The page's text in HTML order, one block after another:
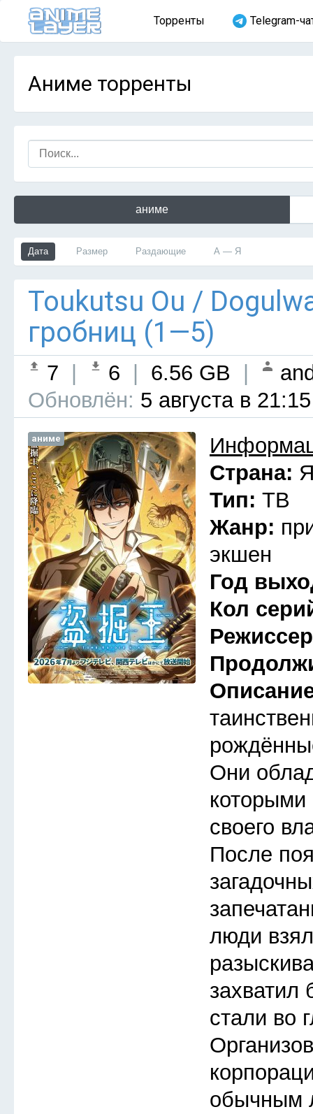
Торренты Telegram-
Аниме торренты
аниме
Дата Размер Раздающие А — Я
Тоukutsu Оu /
гробниц (1—5)
7 6 6.56 GB
Обновлён: 5 августа в 21:15
аниме
Страна:
Тип: ТВ
Жанр:
экшен
Год
Кол
Они
которыми
своего
После
люди
захватил
стали во
обычным